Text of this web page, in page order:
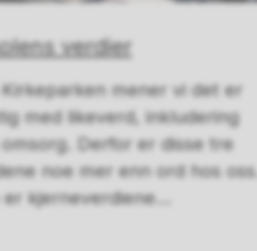
verdier
Kirkeparken mener vi det er
med likeverd, inkludering
Derfor er disse tre
noe mer enn ord hos oss.
er kjerneverdiene...